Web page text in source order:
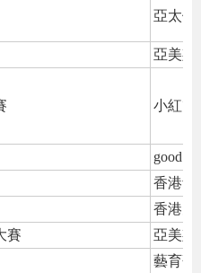
亞太優
亞美斯
小紅熊
good
香港青
香港兒
賽
亞美斯
藝育菁